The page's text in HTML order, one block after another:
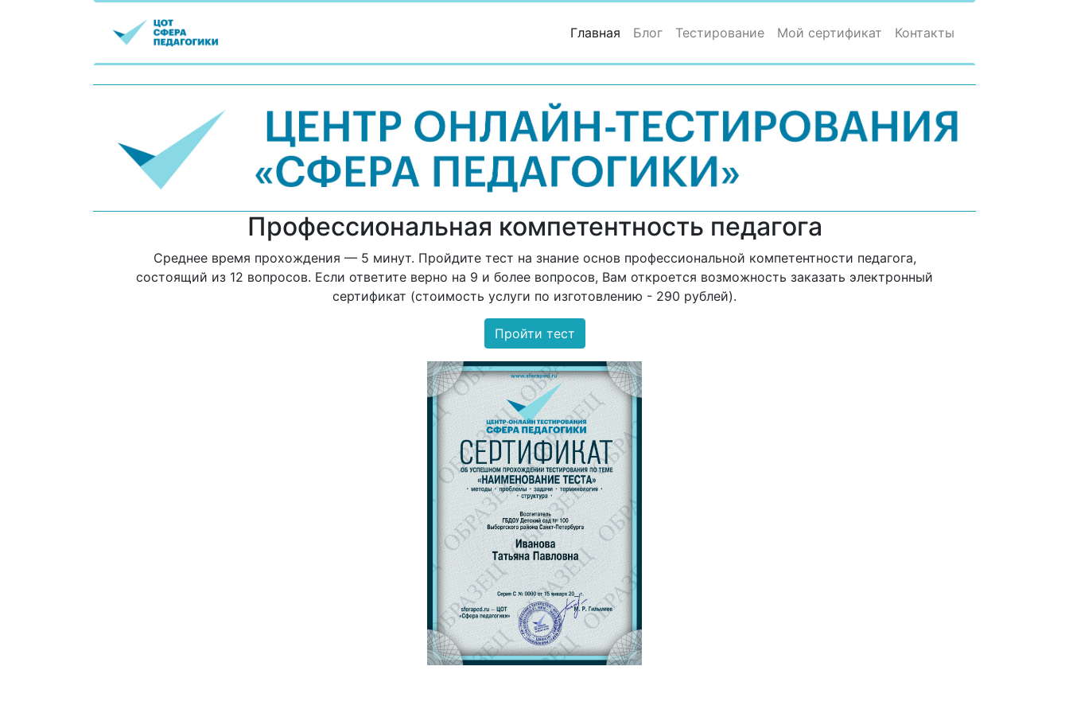
Главная (current)
Блог Тестирование Мой сертификат Контакты
Профессиональная компетентность педагога
Среднее время прохождения — 5 минут. Пройдите тест на знание основ профессиональной компетентности педагога,
состоящий из 12 вопросов. Если ответите верно на 9 и более вопросов, Вам откроется возможность заказать электронный
сертификат (стоимость услуги по изготовлению - 290 рублей).
Пройти тест